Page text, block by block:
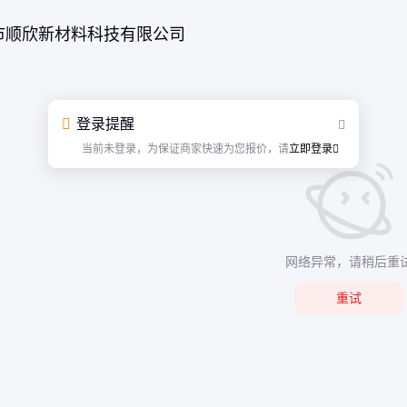
顺欣新材料科技有限公司
登录提醒
当前未登录，为保证商家快速为您报价，请立即登录
网络异常，请稍后重
重试